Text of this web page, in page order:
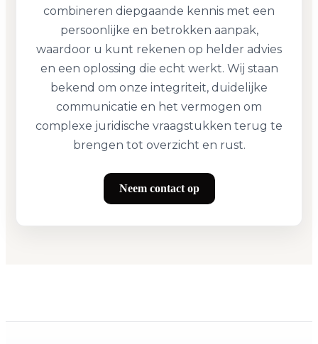
combineren diepgaande kennis met een
persoonlijke en betrokken aanpak,
waardoor u kunt rekenen op helder advies
en een oplossing die echt werkt. Wij staan
bekend om onze integriteit, duidelijke
communicatie en het vermogen om
complexe juridische vraagstukken terug te
brengen tot overzicht en rust.
Neem contact op